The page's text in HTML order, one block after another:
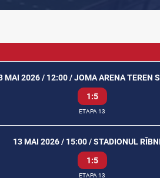
MAI 2026 / 12:00 / JOMA ARENA TEREN
1:5
ETAPA 13
13 MAI 2026 / 15:00 / STADIONUL
1:5
ETAPA 13